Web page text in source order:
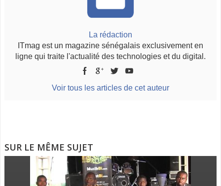
La rédaction
ITmag est un magazine sénégalais exclusivement en
ligne qui traite l'actualité des technologies et du digital.
Voir tous les articles de cet auteur
SUR LE MÊME SUJET